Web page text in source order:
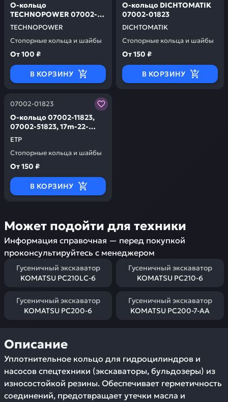
TECHNOPOWER
О-кольцо
TECHNOPOWER 07002-
01823
Стопорные кольца и шайбы
От100 ₽
В КОРЗИНУ
DICHTOMATIK
О-кольцо DICHTOMATIK
07002-01823
Стопорные кольца и шайбы
От150 ₽
В КОРЗИНУ
07002-01823
ETP
О-кольцо 07002-11823,
07002-51823, 17m-22-
47840 ETP 07002-01823
Стопорные кольца и шайбы
Заказывая запчасти у нас, вы получаете гарантию
От150 ₽
В КОРЗИНУ
Может подойти для техники
Информация справочная — перед покупкой
проконсультируйтесь с менеджером
Гусеничный экскаватор
KOMATSU PC210LC-6
Гусеничный экскаватор
KOMATSU PC210-6
Гусеничный экскаватор
KOMATSU PC200-6
Гусеничный экскаватор
KOMATSU PC200-7-AA
Описание
Уплотнительное кольцо для гидроцилиндров и
насосов спецтехники (экскаваторы, бульдозеры) из
износостойкой резины. Обеспечивает герметичность
соединений, предотвращает утечки масла и